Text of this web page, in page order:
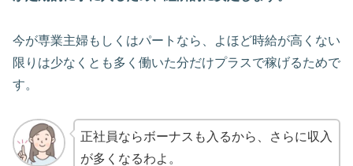
今が専業主婦もしくはパートなら、よほど時給が高くない
限りは少なくとも多く働いた分だけプラスで稼げるためで
す。
正社員ならボーナスも入るから、さらに収入
が多くなるわよ。